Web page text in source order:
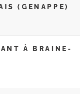
(GENAPPE)
À BRAINE-